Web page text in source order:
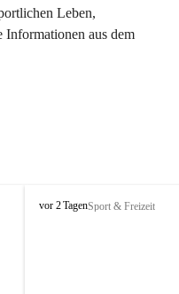
Leben,
Informationen aus dem
S
vor 2 TagenSport & Freizeit